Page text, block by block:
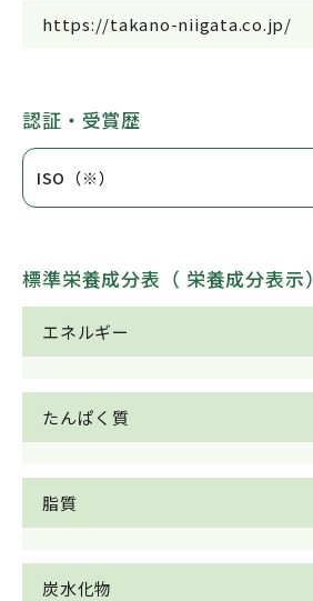
https://takano-niigata.co.jp/
認証・受賞歴
ISO（※）
標準栄養成分表（ 栄養成分表示）
エネルギー
たんぱく質
脂質
炭水化物